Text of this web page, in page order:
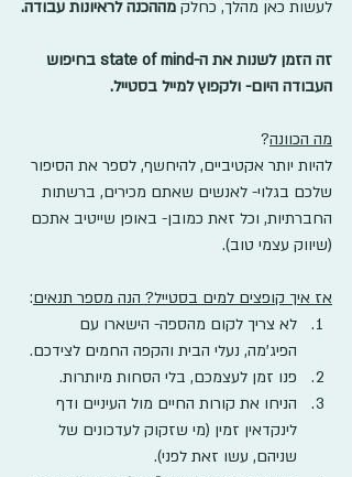
לעשות כאן מהלך, כחלק מההכנה לראיונות עבודה.
זה הזמן לשנות את ה-state of mind בחיפוש
העבודה היום- ולקפוץ למייל בסטייל.
מה הכוונה?
להיות יותר אקטיביים, להיחשף, לספר את הסיפור
שלכם בגלוי- לאנשים שאתם מכירים, ברשתות
החברתיות, וכל זאת כמובן- באופן שייטיב אתכם
(שיווק עצמי טוב).
אז איך קופצים למים בסטייל? הנה מספר תנאים:
לא צריך לקום מהספה- הישארו עם
הפיג'מה, נעלי הבית והקפה החמים לצידכם.
פנו זמן לעצמכם, בלי הסחות מיותרות.
הניחו את קורות החיים מול העיניים ודף
לינקדאין זמין (מי שזקוק לעדכונים של
שניהם, עשו זאת לפני).